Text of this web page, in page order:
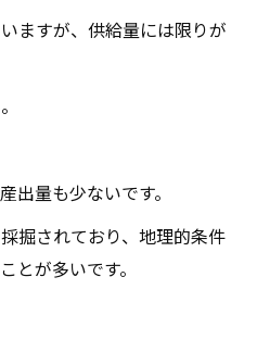
ますが、供給量には限りが
出量も少ないです。
掘されており、地理的条件
とが多いです。